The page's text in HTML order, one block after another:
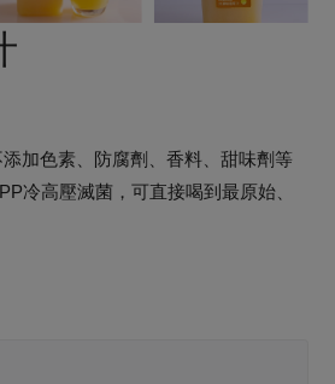
個人清潔
告
！
加色素、防腐劑、香料、甜味劑等
冷高壓滅菌，可直接喝到最原始、